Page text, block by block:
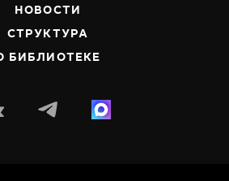
НОВОСТИ
СТРУКТУРА
БИБЛИОТЕКЕ